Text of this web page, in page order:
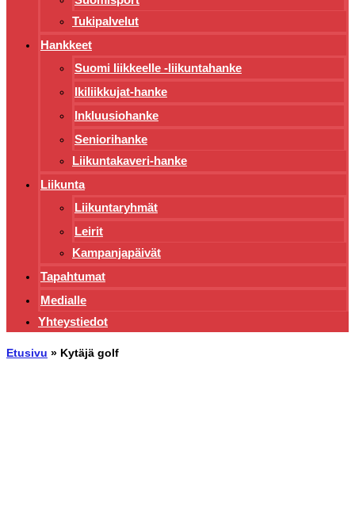
Tukipalvelut
Hankkeet
Suomi liikkeelle -liikuntahanke
Ikiliikkujat-hanke
Inkluusiohanke
Seniorihanke
Liikuntakaveri-hanke
Liikunta
Liikuntaryhmät
Leirit
Kampanjapäivät
Tapahtumat
Medialle
Yhteystiedot
Etusivu » Kytäjä golf